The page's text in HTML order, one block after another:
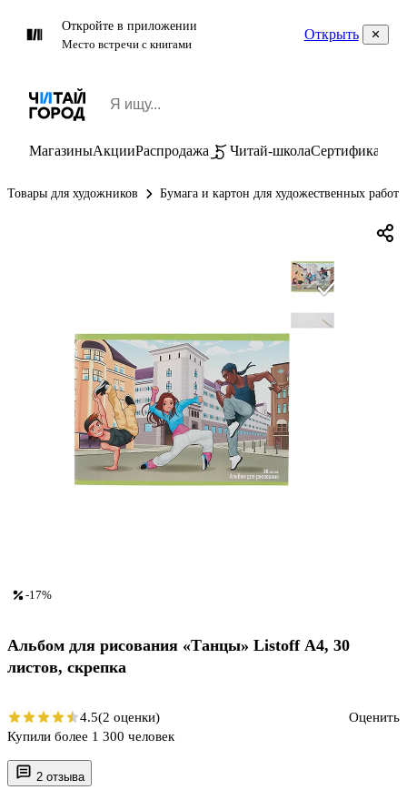
Откройте в приложении
Место встречи с книгами
Открыть
МагазиныАкцииРаспродажа Читай-школаСертификаты
Товары для художников Бумага и картон для художественных работ
2 отзыва
-17%
Альбом для рисования «Танцы» Listoff А4, 30
листов, скрепка
4.5(2 оценки)
Оценить
Купили более 1 300 человек